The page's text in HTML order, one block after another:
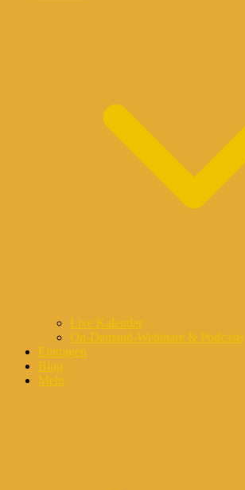
Live Kalender
On-Demand-Webinare & Podcasts
Eintragen
Blog
Mehr